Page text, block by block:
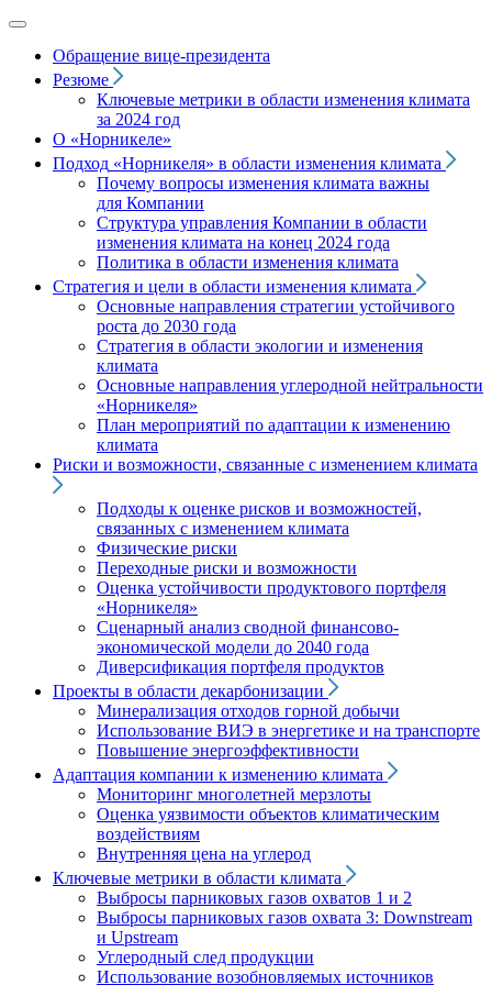
Обращение вице‑президента
Резюме
Ключевые метрики в области изменения климата
за 2024 год
О «Норникеле»
Подход «Норникеля» в области изменения климата
Почему вопросы изменения климата важны
для Компании
Структура управления Компании в области
изменения климата на конец 2024 года
Политика в области изменения климата
Стратегия и цели в области изменения климата
Основные направления стратегии устойчивого
роста до 2030 года
Стратегия в области экологии и изменения
климата
Основные направления углеродной нейтральности
«Норникеля»
План мероприятий по адаптации к изменению
климата
Риски и возможности, связанные с изменением климата
Подходы к оценке рисков и возможностей,
связанных с изменением климата
Физические риски
Переходные риски и возможности
Оценка устойчивости продуктового портфеля
«Норникеля»
Сценарный анализ сводной финансово-
экономической модели до 2040 года
Диверсификация портфеля продуктов
Проекты в области декарбонизации
Минерализация отходов горной добычи
Использование ВИЭ в энергетике и на транспорте
Повышение энергоэффективности
Адаптация компании к изменению климата
Мониторинг многолетней мерзлоты
Оценка уязвимости объектов климатическим
воздействиям
Внутренняя цена на углерод
Ключевые метрики в области климата
Выбросы парниковых газов охватов 1 и 2
Выбросы парниковых газов охвата 3: Downstream
и Upstream
Углеродный след продукции
Использование возобновляемых источников